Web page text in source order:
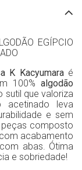
EGÍPCIO
K Kacyumaraé
100% algodão
sutil que valoriza
leva
e sem
composto
acabamento
abas. Ótima
e sobriedade!